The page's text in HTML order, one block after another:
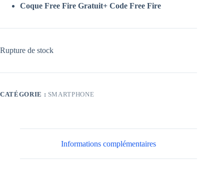
Coque Free Fire Gratuit+ Code Free Fire
Rupture de stock
CATÉGORIE : SMARTPHONE
Informations complémentaires